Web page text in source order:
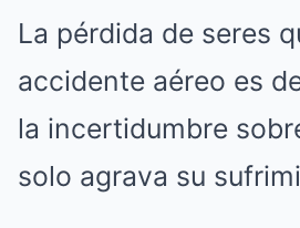
La pérdida de seres
accidente aéreo es
la incertidumbre
solo agrava su